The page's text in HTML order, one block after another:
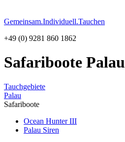
Gemeinsam.Individuell.Tauchen
+49 (0) 9281 860 1862
Safariboote Palau
Tauchgebiete
Palau
Safariboote
Ocean Hunter III
Palau Siren